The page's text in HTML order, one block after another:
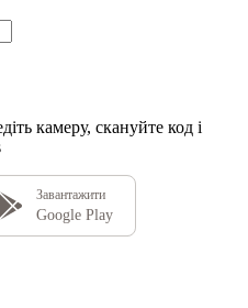
камеру, скануйте код і
Завантажити
Google Play